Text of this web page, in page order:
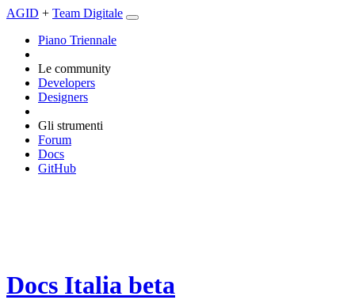
AGID + Team Digitale
Piano Triennale
Le community
Developers
Designers
Gli strumenti
Forum
Docs
GitHub
Docs Italia beta